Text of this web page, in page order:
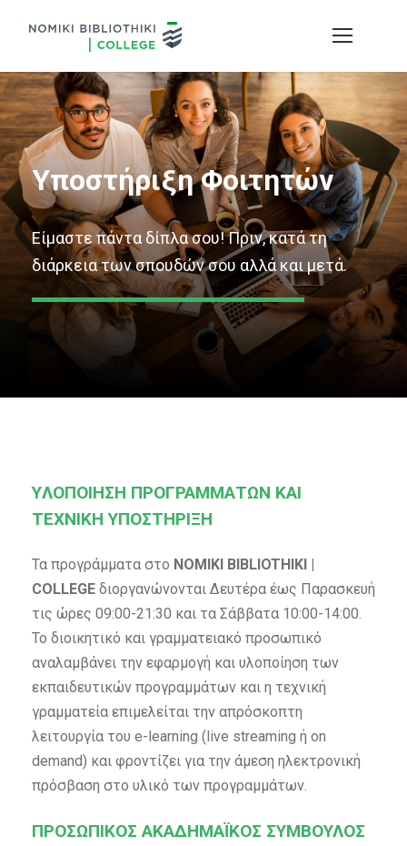
Υποστήριξη Φοιτητών
Είμαστε πάντα δίπλα σου! Πριν, κατά τη
διάρκεια των σπουδών σου αλλά και μετά.
YΛΟΠΟΙΗΣΗ ΠΡΟΓΡΑΜΜΑΤΩΝ ΚΑΙ
ΤΕΧΝΙΚΗ ΥΠΟΣΤΗΡΙΞΗ
Τα προγράμματα στο NOMIKI BIBLIOTHIKI |
COLLEGE διοργανώνονται Δευτέρα έως Παρασκευή
τις ώρες 09:00-21:30 και τα Σάββατα 10:00-14:00.
Το διοικητικό και γραμματειακό προσωπικό
αναλαμβάνει την εφαρμογή και υλοποίηση των
εκπαιδευτικών προγραμμάτων και η τεχνική
γραμματεία επιμελείται την απρόσκοπτη
λειτουργία του e-learning (live streaming ή on
demand) και φροντίζει για την άμεση ηλεκτρονική
πρόσβαση στο υλικό των προγραμμάτων.
ΠΡΟΣΩΠΙΚΟΣ ΑΚΑΔΗΜΑΪΚΟΣ ΣΥΜΒΟΥΛΟΣ